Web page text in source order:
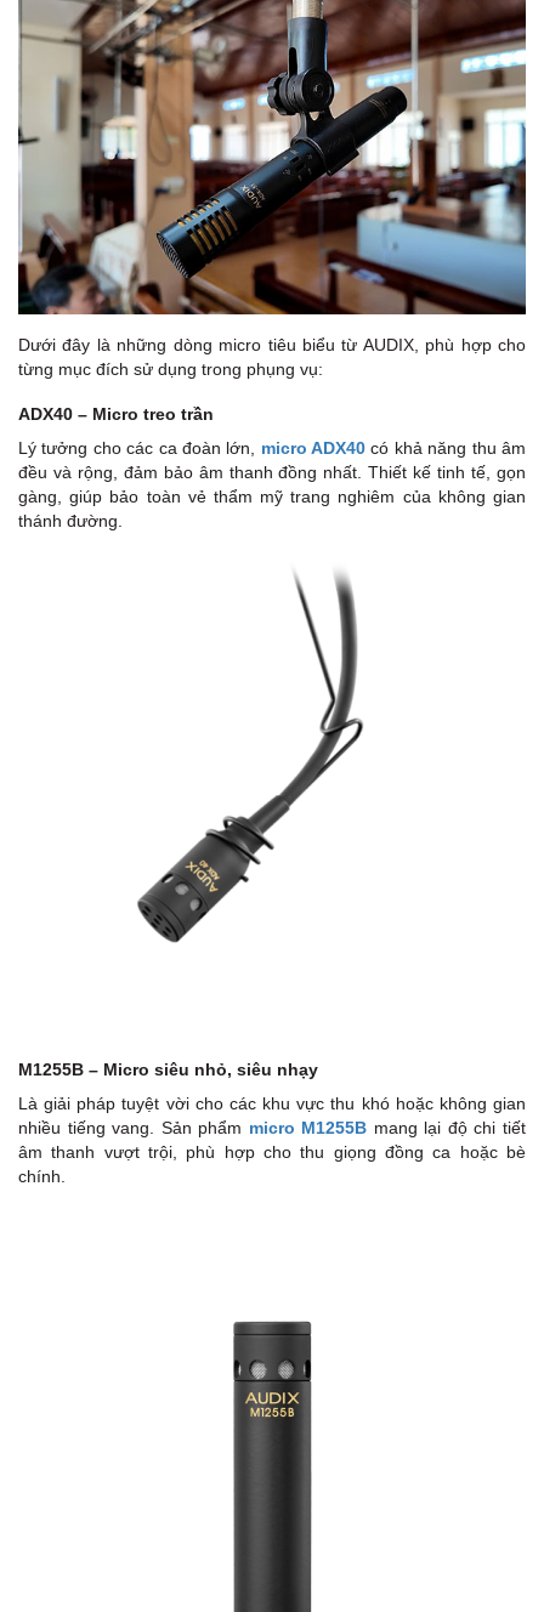
Dưới đây là những dòng micro tiêu biểu từ AUDIX, phù hợp cho
từng mục đích sử dụng trong phụng vụ:
ADX40 – Micro treo trần
Lý tưởng cho các ca đoàn lớn, micro ADX40 có khả năng thu âm
đều và rộng, đảm bảo âm thanh đồng nhất. Thiết kế tinh tế, gọn
gàng, giúp bảo toàn vẻ thẩm mỹ trang nghiêm của không gian
thánh đường.
M1255B – Micro siêu nhỏ, siêu nhạy
Là giải pháp tuyệt vời cho các khu vực thu khó hoặc không gian
nhiều tiếng vang. Sản phẩm micro M1255B mang lại độ chi tiết
âm thanh vượt trội, phù hợp cho thu giọng đồng ca hoặc bè
chính.